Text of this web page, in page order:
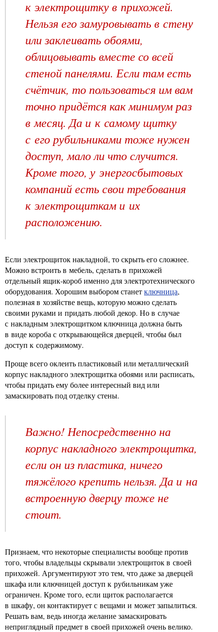
к электрощитку в прихожей.
Нельзя его замуровывать в стену
или заклеивать обоями,
облицовывать вместе со всей
стеной панелями. Если там есть
счётчик, то пользоваться им вам
точно придётся как минимум раз
в месяц. Да и к самому щитку
с его рубильниками тоже нужен
доступ, мало ли что случится.
Кроме того, у энергосбытовых
компаний есть свои требования
к электрощиткам и их
расположению.
Если электрощиток накладной, то скрыть его сложнее.
Можно встроить в мебель, сделать в прихожей
отдельный ящик-короб именно для электротехнического
оборудования. Хорошим выбором станетключница,
полезная в хозяйстве вещь, которую можно сделать
своими руками и придать любой декор. Но в случае
с накладным электрощитком ключница должна быть
в виде короба с открывающейся дверцей, чтобы был
доступ к содержимому.
Проще всего оклеить пластиковый или металлический
корпус накладного электрощитка обоями или расписать,
чтобы придать ему более интересный вид или
замаскировать под отделку стены.
Важно! Непосредственно на
корпус накладного электрощитка,
если он из пластика, ничего
тяжёлого крепить нельзя. Да и на
встроенную дверцу тоже не
стоит.
Признаем, что некоторые специалисты вообще против
того, чтобы владельцы скрывали электрощиток в своей
прихожей. Аргументируют это тем, что даже за дверцей
шкафа или ключницей доступ к рубильникам уже
ограничен. Кроме того, если щиток располагается
в шкафу, он контактирует с вещами и может запылиться.
Решать вам, ведь иногда желание замаскировать
неприглядный предмет в своей прихожей очень велико.